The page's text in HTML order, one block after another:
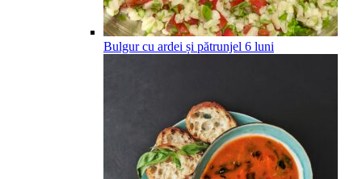
Bulgur cu ardei și pătrunjel 6 luni